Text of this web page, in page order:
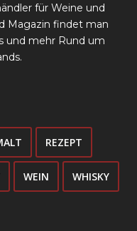
für Weine und
Magazin findet man
und mehr Rund um
REZEPT
WEIN WHISKY